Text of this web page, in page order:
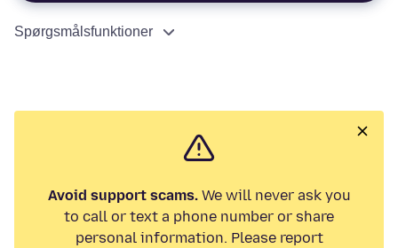
Spørgsmålsfunktioner
Avoid support scams.We will never ask you
to call or text a phone number or share
personal information. Please report